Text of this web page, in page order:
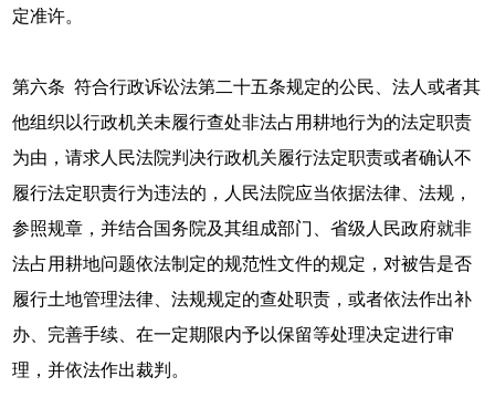
定准许。
第六条 符合行政诉讼法第二十五条规定的公民、法人或者其
他组织以行政机关未履行查处非法占用耕地行为的法定职责
为由，请求人民法院判决行政机关履行法定职责或者确认不
履行法定职责行为违法的，人民法院应当依据法律、法规，
参照规章，并结合国务院及其组成部门、省级人民政府就非
法占用耕地问题依法制定的规范性文件的规定，对被告是否
履行土地管理法律、法规规定的查处职责，或者依法作出补
办、完善手续、在一定期限内予以保留等处理决定进行审
理，并依法作出裁判。